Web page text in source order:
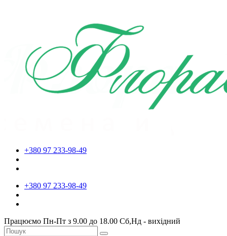
+380 97 233-98-49
+380 97 233-98-49
Працюємо Пн-Пт з 9.00 до 18.00 Сб,Нд - вихідний